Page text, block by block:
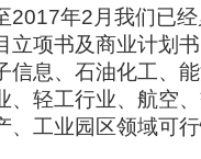
年2月我们已经
立项书及商业计划
信息、石油化工、
、轻工行业、航空
、工业园区领域可